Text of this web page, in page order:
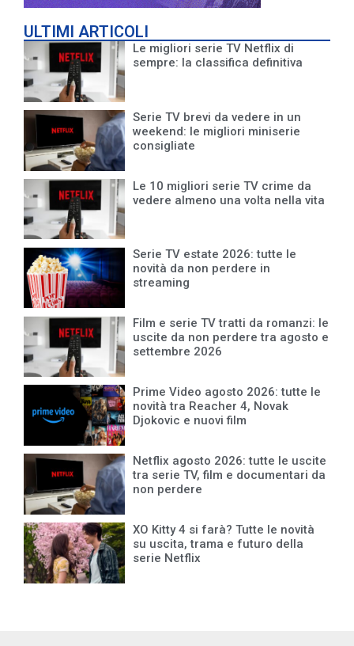
ULTIMI ARTICOLI
Le migliori serie TV Netflix di
sempre: la classifica definitiva
Serie TV brevi da vedere in un
weekend: le migliori miniserie
consigliate
Le 10 migliori serie TV crime da
vedere almeno una volta nella vita
Serie TV estate 2026: tutte le
novità da non perdere in
streaming
Film e serie TV tratti da romanzi: le
uscite da non perdere tra agosto e
settembre 2026
Prime Video agosto 2026: tutte le
novità tra Reacher 4, Novak
Djokovic e nuovi film
Netflix agosto 2026: tutte le uscite
tra serie TV, film e documentari da
non perdere
XO Kitty 4 si farà? Tutte le novità
su uscita, trama e futuro della
serie Netflix